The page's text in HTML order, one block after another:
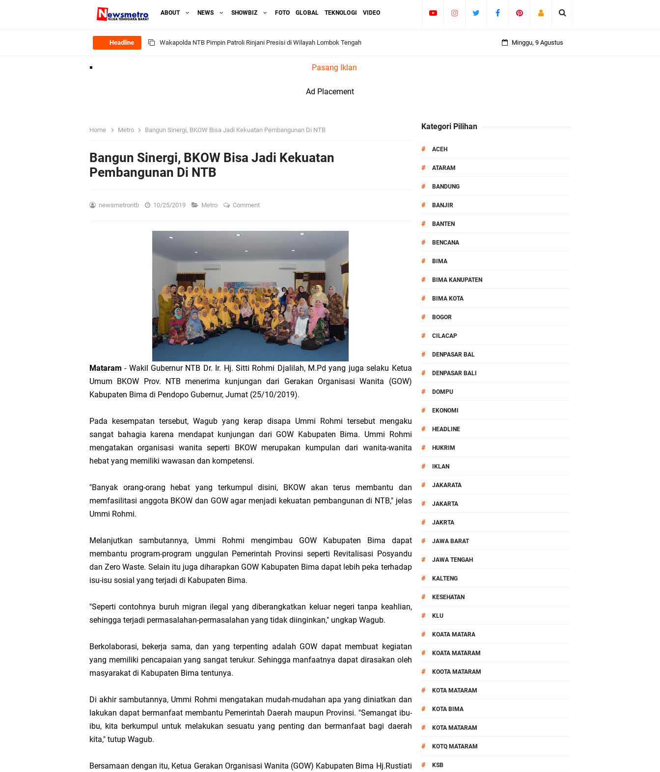
ABOUT NEWS SHOWBIZ FOTO GLOBAL TEKNOLOGI VIDEO
Headline Kapolsek Gunungsari Resmi Diganti ,AKP Imran Rosyadi, S.H. Siap Melanjukan
Ditlantas Polda NTB Edukasi Tertib Berlalu di Pelajar SMPN 1 Gerung
Polda NTB Apresiasi BKTM Lelede Sampaikan Pesan Kamtibmas
Jelang HUT RI ke_81 _Kunker Kapolri Polda NTB Gelar Apel Siaga Kamtibmas Serentak
Kapolda NTB Buka Rakernis Dorong Sinergi Hadapi Tantangan Kamtibmas
Tim URC Polres Lombok Timur Ringkus Pelaku Curanmor Bersana BB
Polsek Gunungsari Kawal keamanan Acara Selamatan Bendungan Meninting
Samapta Polresta Mataram Patroli di Wilayah Ampenan
Kapolsek Selaparang Sambangi Kepala Lingkungan Taman Perkuat Sinergitas
Sosialisasi Pilkades Serentak 2026 Digelar, Polsek Narmada Siap Jaga Kondusivitas
Kapolsek Lingsar Tindaklanjuti Arahan Ditbinmas, Intensifkan fungsi Polmas
Sambut HUT RI ke-81, Polsek Selaparang Bagikan Bendera Merah Putih kepada Warga
Dua Residivis Curanmor Dibekuk Polisi, Motor Curian Dijual ke Lombok Tengah
Kapolda NTB Letakkan Batu Pertama Balai Kemitraan Polri dan Masyarakat
Kapolda NTB Sambut Kontingen Peraih Juara III Badminton Kapolri Cup 2026
Polda NTB Perkuat Upaya Cegah Gangguan Kamtibmas Lewat Patroli
Polsek Sandubaya Kawal Prosesi Ngaben di Cilinaya
Wakapolda NTB Pimpin Patroli Rinjani Presisi di Wilayah Lombok Tengah
Minggu, 9 Agustus
Pasang Iklan
Ad Placement
Home Metro Bangun Sinergi, BKOW Bisa Jadi Kekuatan Pembangunan Di NTB
Bangun Sinergi, BKOW Bisa Jadi Kekuatan
Pembangunan Di NTB
newsmetrontb 10/25/2019 Metro Comment
Mataram - Wakil Gubernur NTB Dr. Ir. Hj. Sitti Rohmi Djalilah, M.Pd yang juga selaku Ketua
Umum BKOW Prov. NTB menerima kunjungan dari Gerakan Organisasi Wanita (GOW)
Kabupaten Bima di Pendopo Gubernur, Jumat (25/10/2019).
Pada kesempatan tersebut, Wagub yang kerap disapa Ummi Rohmi tersebut mengaku
sangat bahagia karena mendapat kunjungan dari GOW Kabupaten Bima. Ummi Rohmi
mengatakan organisasi wanita seperti BKOW merupakan kumpulan dari wanita-wanita
hebat yang memiliki wawasan dan kompetensi.
"Banyak orang-orang hebat yang terkumpul disini, BKOW akan terus membantu dan
memfasilitasi anggota BKOW dan GOW agar menjadi kekuatan pembangunan di NTB," jelas
Ummi Rohmi.
Melanjutkan sambutannya, Ummi Rohmi mengimbau GOW Kabupaten Bima dapat
membantu program-program unggulan Pemerintah Provinsi seperti Revitalisasi Posyandu
dan Zero Waste. Selain itu juga diharapkan GOW Kabupaten Bima dapat lebih peka terhadap
isu-isu sosial yang terjadi di Kabupaten Bima.
"Seperti contohnya buruh migran ilegal yang diberangkatkan keluar negeri tanpa keahlian,
sehingga terjadi permasalahan-permasalahan yang tidak diinginkan," ungkap Wagub.
Berkolaborasi, bekerja sama, dan yang terpenting adalah GOW dapat membuat kegiatan
yang memiliki pencapaian yang sangat terukur. Sehingga manfaatnya dapat dirasakan oleh
masyarakat di Kabupaten Bima tentunya.
Di akhir sambutannya, Ummi Rohmi mengatakan mudah-mudahan apa yang diniatkan dan
lakukan dapat bermanfaat membantu Pemerintah Daerah maupun Provinsi. "Semangat ibu-
ibu, kita berkumpul untuk melakukan sesuatu yang penting dan bermanfaat bagi daerah
kita," tutup Wagub.
Bersamaan dengan itu, Ketua Gerakan Organisasi Wanita (GOW) Kabupaten Bima Hj.Rustiati
Kategori Pilihan
# ACEH
# ATARAM
# BANDUNG
# BANJIR
# BANTEN
# BENCANA
# BIMA
# BIMA KANUPATEN
# BIMA KOTA
# BOGOR
# CILACAP
# DENPASAR BAL
# DENPASAR BALI
# DOMPU
# EKONOMI
# HEADLINE
# HUKRIM
# IKLAN
# JAKARATA
# JAKARTA
# JAKRTA
# JAWA BARAT
# JAWA TENGAH
# KALTENG
# KESEHATAN
# KLU
# KOATA MATARA
# KOATA MATARAM
# KOOTA MATARAM
# KOTA MATARAM
# KOTA BIMA
# KOTA MATARAM
# KOTQ MATARAM
# KSB